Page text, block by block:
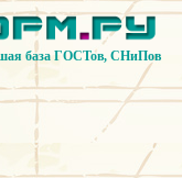
база ГОСТов, СНиПов